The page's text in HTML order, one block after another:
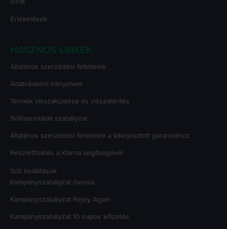
GYIK
Értékelések
HASZNOS LINKEK
Általános szerződési feltételek
Adatvédelmi irányelvek
Termék visszaküldése és visszatérítés
Sütihasználati szabályzat
Általános szerződési feltételek a kiterjesztett garanciához
Részletfizetés a Klarna segítségével
Süti beállítások
Kampányszabályzat Genius
Kampányszabályzat Rejoy Again
Kampányszabályzat 10 napos kifizetés